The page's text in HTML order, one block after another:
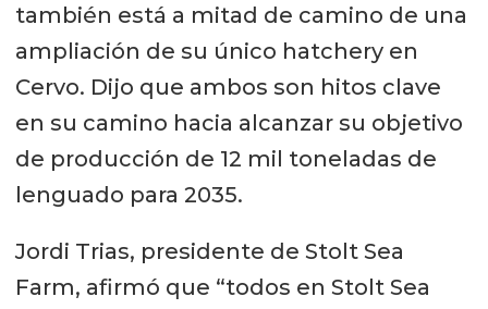
también está a mitad de camino de una
ampliación de su único hatchery en
Cervo. Dijo que ambos son hitos clave
en su camino hacia alcanzar su objetivo
de producción de 12 mil toneladas de
lenguado para 2035.
Jordi Trias, presidente de Stolt Sea
Farm, afirmó que “todos en Stolt Sea